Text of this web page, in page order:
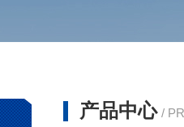
产品中心 /